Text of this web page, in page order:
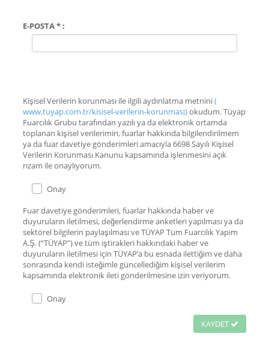
E-POSTA * :
Kişisel Verilerin korunması ile ilgili aydınlatma metnini(
www.tuyap.com.tr/kisisel-verilerin-korunması)okudum. Tüyap
Fuarcılık Grubu tarafından yazılı ya da elektronik ortamda
toplanan kişisel verilerimin, fuarlar hakkında bilgilendirilmem
ya da fuar davetiye gönderimleri amacıyla 6698 Sayılı Kişisel
Verilerin Korunması Kanunu kapsamında işlenmesini açık
rızam ile onaylıyorum.
Onay
Fuar davetiye gönderimleri, fuarlar hakkında haber ve
duyuruların iletilmesi, değerlendirme anketleri yapılması ya da
sektörel bilgilerin paylaşılması ve TÜYAP Tüm Fuarcılık Yapım
A.Ş. (“TÜYAP”) ve tüm iştirakleri hakkındaki haber ve
duyuruların iletilmesi için TÜYAP’a bu esnada ilettiğim ve daha
sonrasında kendi isteğimle güncellediğim kişisel verilerim
kapsamında elektronik ileti gönderilmesine izin veriyorum.
Onay
KAYDET